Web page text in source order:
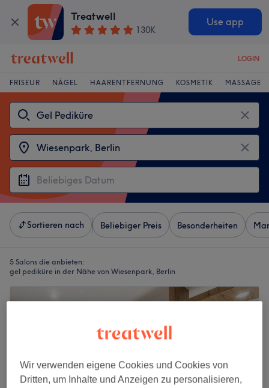
Treatwell
130K
Use app
LOGIN
FRISEUR NÄGEL HAARENTFERNUNG KOSMETIK MASSAGE
Sortieren nach Beliebiger Preis Besonderheiten
5 Salons die anbieten:
gel pediküre in der Nähe von Wiesenpark, Berlin
Wir verwenden eigene Cookies und Cookies von
Dritten, um Inhalte und Anzeigen zu personalisieren,